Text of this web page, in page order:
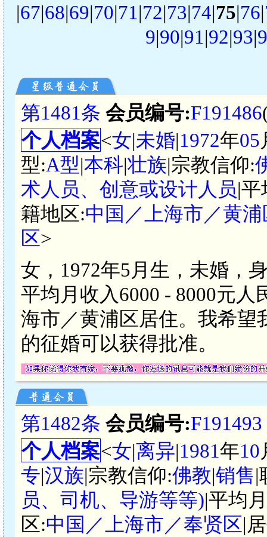
|67|68|69|70|71|72|73|74|75|76|
9|90|91|92|93|
第1481条 会员编号:F191486
个人档案<女|未婚|1972年05
型:A型|本科|壮族|宗教信仰:
术人员、创意或设计人员|平
籍地区:中国／上海市／黄浦
区>
女，1972年5月生，未婚，
平均月收入6000 - 8000元
海市／黄浦区居住。我希望
的征婚可以获得批准。
第1482条 会员编号:F191493
个人档案<女|离异|1981年10
专|汉族|宗教信仰:佛教|销售|
员、司机、导游等等)|平均
区:中国／上海市／奉贤区|